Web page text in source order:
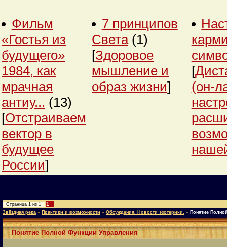
Фильм
«Гостья из
будущего»
1984, как
мрачная
антиу... (13)
[Отстраиваем
вектор в
будущее
России]
7 принципов
Света (1)
[Здоровое
мышление и
образ жизни]
[
(он-
Страница 1 из 1 1
Звёздная река » Практики и возможности » Обсуждения. Новости эзотерики. » Понятие
Понятие Полной Функции Управления